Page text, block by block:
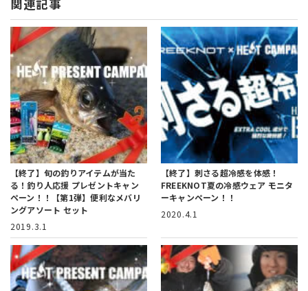
関連記事
【終了】旬の釣りアイテムが当た
る！釣り人応援 プレゼントキャン
ペーン！！【第1弾】便利なメバリ
ングアソート セット
2019.3.1
【終了】刺さる超冷感を体感！
FREEKNOT夏の冷感ウェア モニタ
ーキャンペーン！！
2020.4.1